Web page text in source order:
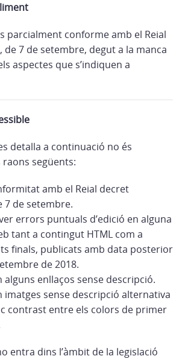
parcialment conforme amb el Reial
de 7 de setembre, degut a la manca
aspectes que s’indiquen a
detalla a continuació no és
següents:
amb el Reial decret
7 de setembre.
errors puntuals d’edició en alguna
tant a contingut HTML com a
finals, publicats amb data posterior
de 2018.
alguns enllaços sense descripció.
imatges sense descripció alternativa
contrast entre els colors de primer
entra dins l’àmbit de la legislació